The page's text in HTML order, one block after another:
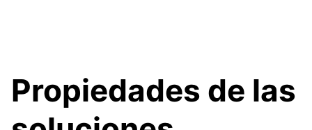
Propiedades de las